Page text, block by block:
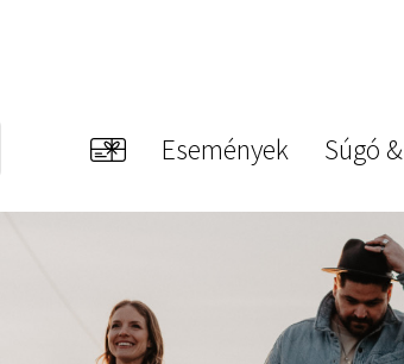
Események Súgó